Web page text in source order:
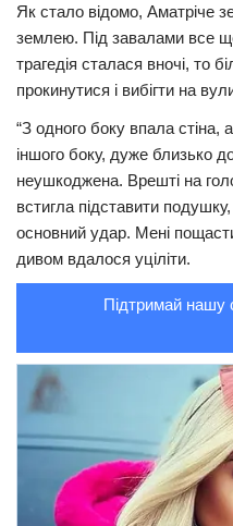
Трагедії
Курйози
Суспільство
Культура
Шоу-біз
#Війна
Як стало відомо, Аматріче
землею. Під завалами все
трагедія сталася вночі, то
прокинутися і вибігти на
“З одного боку впала
іншого боку, дуже близько
неушкоджена. Врешті на
встигла підставити
основний удар. Мені
дивом вдалося уціліти.
Підтримай нашу